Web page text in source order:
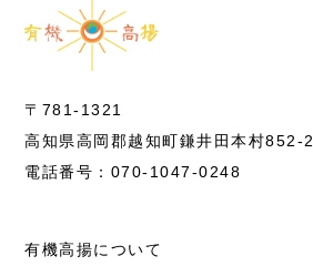
〒781-1321
高知県高岡郡越知町鎌井田本村852-2
電話番号：070-1047-0248
有機高揚について